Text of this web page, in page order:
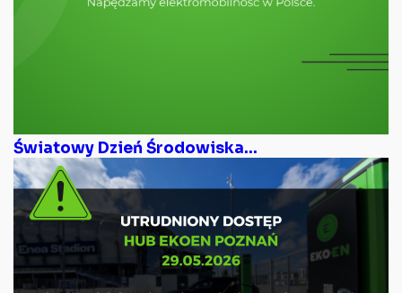
Światowy Dzień Środowiska...